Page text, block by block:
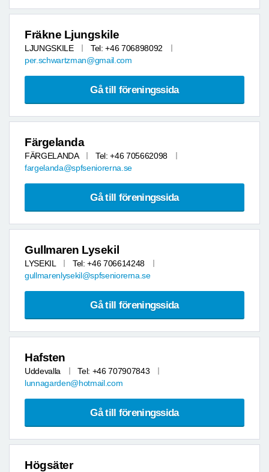
Fräkne Ljungskile
LJUNGSKILE
Tel: +46 706898092
per.schwartzman@gmail.com
Gå till föreningssida
Färgelanda
FÄRGELANDA
Tel: +46 705662098
fargelanda@spfseniorerna.se
Gå till föreningssida
Gullmaren Lysekil
LYSEKIL
Tel: +46 706614248
gullmarenlysekil@spfseniorerna.se
Gå till föreningssida
Hafsten
Uddevalla
Tel: +46 707907843
lunnagarden@hotmail.com
Gå till föreningssida
Högsäter